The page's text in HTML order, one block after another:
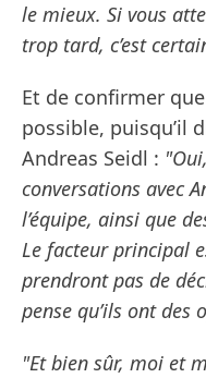
le mieux. Si vous
trop tard, c’est
Et de confirmer
possible, puisqu’il
Andreas Seidl :
conversations avec
l’équipe, ainsi que
Le facteur principal
prendront pas de
pense qu’ils ont des
"Et bien sûr, moi et